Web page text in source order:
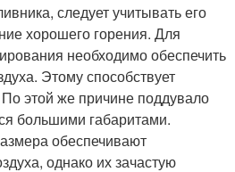
следует учитывать его
хорошего горения. Для
необходимо обеспечить
Этому способствует
этой же причине поддувало
большими габаритами.
обеспечивают
однако их зачастую